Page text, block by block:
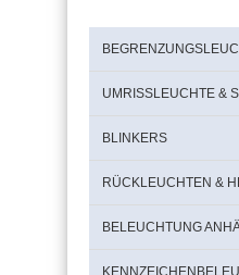
UMRISSLEUCHTE &
BLINKERS
RÜCKLEUCHTEN &
BELEUCHTUNG